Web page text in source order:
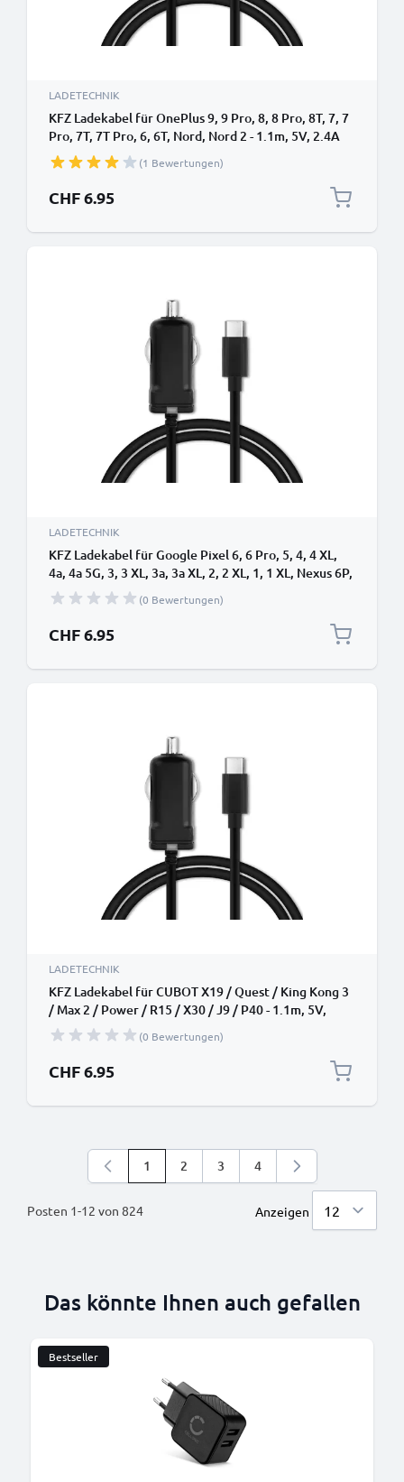
LADETECHNIK
KFZ Ladekabel für OnePlus 9, 9 Pro, 8, 8 Pro, 8T, 7, 7
Pro, 7T, 7T Pro, 6, 6T, Nord, Nord 2 - 1.1m, 5V, 2.4A
Auto Ladegerät (1 Bewertungen)
CHF 6.95
LADETECHNIK
KFZ Ladekabel für Google Pixel 6, 6 Pro, 5, 4, 4 XL,
4a, 4a 5G, 3, 3 XL, 3a, 3a XL, 2, 2 XL, 1, 1 XL, Nexus 6P,
5X - 1.1m, 5V, 2.4A Auto Ladegerät
(0 Bewertungen)
CHF 6.95
LADETECHNIK
KFZ Ladekabel für CUBOT X19 / Quest / King Kong 3
/ Max 2 / Power / R15 / X30 / J9 / P40 - 1.1m, 5V,
2.4A Auto Ladegerät(0 Bewertungen)
CHF 6.95
Posten 1-12 von 824
Sie lesen gerade die Seite
1 Seite
2 Seite
3 Seite
4
Anzeigen
Das könnte Ihnen auch gefallen
Bestseller